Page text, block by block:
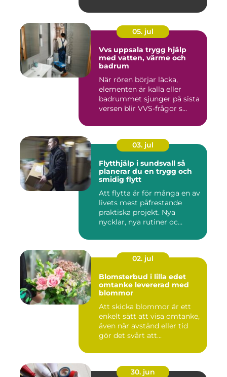
05. jul
Vvs uppsala trygg hjälp
med vatten, värme och
badrum
När rören börjar läcka,
elementen är kalla eller
badrummet sjunger på sista
versen blir VVS-frågor s...
03. jul
Flytthjälp i sundsvall så
planerar du en trygg och
smidig flytt
Att flytta är för många en av
livets mest påfrestande
praktiska projekt. Nya
nycklar, nya rutiner oc...
02. jul
Blomsterbud i lilla edet
omtanke levererad med
blommor
Att skicka blommor är ett
enkelt sätt att visa omtanke,
även när avstånd eller tid
gör det svårt att...
30. jun